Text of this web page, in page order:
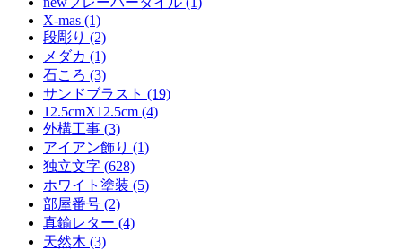
X-mas (1)
段彫り (2)
メダカ (1)
石ころ (3)
サンドブラスト (19)
12.5cmX12.5cm (4)
外構工事 (3)
アイアン飾り (1)
独立文字 (628)
ホワイト塗装 (5)
部屋番号 (2)
真鍮レター (4)
天然木 (3)